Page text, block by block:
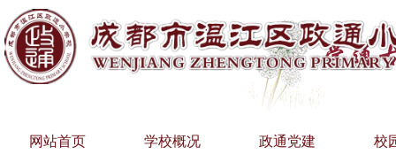
网站首页 学校概况 政通党建 校